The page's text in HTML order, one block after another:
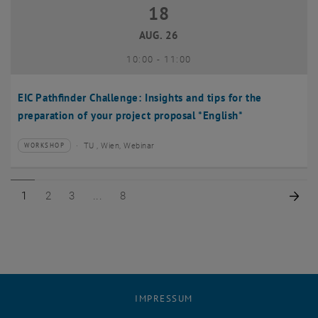
EIC Pathfinder Challenge: Insights and tips for the
preparation of your project proposal *English*
18 August 2026
18
AUG. 26
10:00- bis
11:00
Veranstaltungstyp:
WORKSHOP
Veranstaltungsort:TU , Wien, Webinar
Seite 1 von 8
1 Seite 2 von 8
2 Seite 3 von 8
3 Seite 8 von 8
8
IMPRESSUM